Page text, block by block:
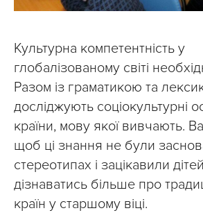
Культурна компетентність у
глобалізованому світі
Разом із граматикою та
досліджують соціокультурні
країни, мову якої вивчають.
щоб ці знання не були
стереотипах і зацікавили дітей
дізнаватись більше про
країн у старшому віці.